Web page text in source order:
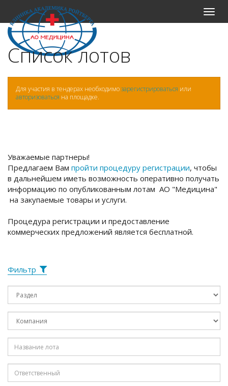
Меню
Список лотов
Для участия в тендерах необходимозарегистрироваться или
авторизоваться на площадке.
Уважаемые партнеры!
Предлагаем Вам пройти процедуру регистрации, чтобы
в дальнейшем иметь возможность оперативно получать
информацию по опубликованным лотам АО "Медицина"
на закупаемые товары и услуги.
Процедура регистрации и предоставление
коммерческих предложений является бесплатной.
Фильтр